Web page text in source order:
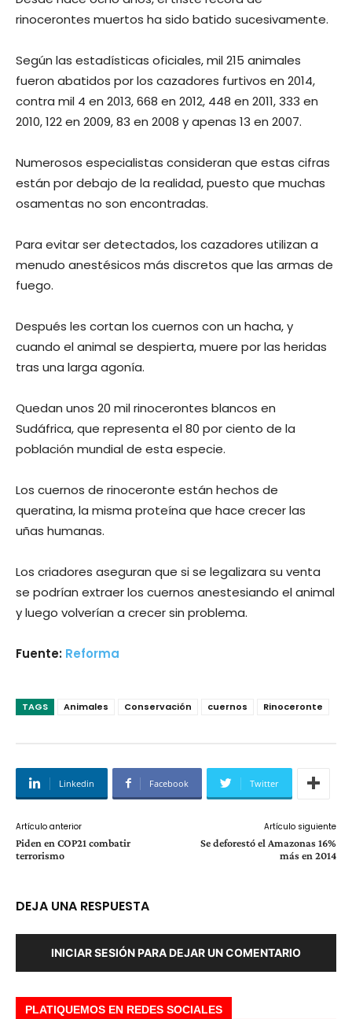
rinocerontes muertos ha sido batido sucesivamente.
Según las estadísticas oficiales, mil 215 animales
fueron abatidos por los cazadores furtivos en 2014,
contra mil 4 en 2013, 668 en 2012, 448 en 2011, 333 en
2010, 122 en 2009, 83 en 2008 y apenas 13 en 2007.
Numerosos especialistas consideran que estas cifras
están por debajo de la realidad, puesto que muchas
osamentas no son encontradas.
Para evitar ser detectados, los cazadores utilizan a
menudo anestésicos más discretos que las armas de
fuego.
Después les cortan los cuernos con un hacha, y
cuando el animal se despierta, muere por las heridas
tras una larga agonía.
Quedan unos 20 mil rinocerontes blancos en
Sudáfrica, que representa el 80 por ciento de la
población mundial de esta especie.
Los cuernos de rinoceronte están hechos de
queratina, la misma proteína que hace crecer las
uñas humanas.
Los criadores aseguran que si se legalizara su venta
se podrían extraer los cuernos anestesiando el animal
y luego volverían a crecer sin problema.
Fuente: Reforma
TAGS Animales Conservación cuernos Rinoceronte
Linkedin Facebook Twitter
Artículo anterior
Piden en COP21 combatir
terrorismo
Artículo siguiente
Se deforestó el Amazonas 16%
más en 2014
DEJA UNA RESPUESTA
INICIAR SESIÓN PARA DEJAR UN COMENTARIO
PLATIQUEMOS EN REDES SOCIALES